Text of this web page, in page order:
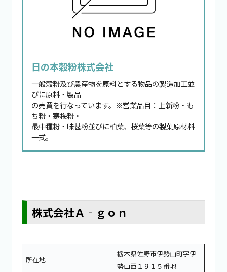
日の本穀粉株式会社
一般穀粉及び農産物を原料とする物品の製造加工並
びに原料・製品
の売買を行なっています。※営業品目：上新粉・も
ち粉・寒梅粉・
最中種粉・味甚粉並びに柏葉、桜葉等の製菓原材料
一式。
株式会社Ａ‐ｇｏｎ
所在地
栃木県佐野市伊勢山町字伊
勢山西１９１５番地